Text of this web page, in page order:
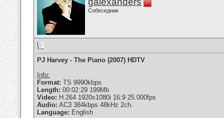
Собеседник
PJ Harvey - The Piano (2007) HDTV
Info:
Format: TS 9990kbps
Length: 00:02:29 199Mb
Video: H.264 1920x1080i 16:9 25.000fps
Audio: AC3 384kbps 48kHz 2ch.
Language: English